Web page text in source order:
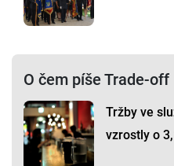
O čem píše Trade-off
Tržby ve
vzrostly o